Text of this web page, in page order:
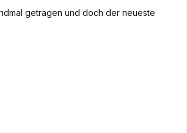
getragen und doch der neueste